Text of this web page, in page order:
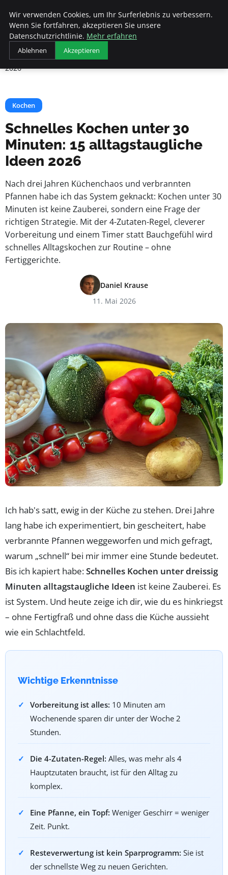
Beyond Surface
Startseite
Kochen
Schnelles Kochen unter 30 Minuten: 15 alltagstaugliche Ideen
2026
Kochen
Schnelles Kochen unter 30
Minuten: 15 alltagstaugliche
Ideen 2026
Nach drei Jahren Küchenchaos und verbrannten
Pfannen habe ich das System geknackt: Kochen unter 30
Minuten ist keine Zauberei, sondern eine Frage der
richtigen Strategie. Mit der 4-Zutaten-Regel, cleverer
Vorbereitung und einem Timer statt Bauchgefühl wird
schnelles Alltagskochen zur Routine – ohne
Fertiggerichte.
Daniel Krause
11. Mai 2026
Ich hab's satt, ewig in der Küche zu stehen. Drei Jahre
lang habe ich experimentiert, bin gescheitert, habe
verbrannte Pfannen weggeworfen und mich gefragt,
warum „schnell“ bei mir immer eine Stunde bedeutet.
Bis ich kapiert habe:Schnelles Kochen unter dreissig
Minuten alltagstaugliche Ideen ist keine Zauberei. Es
ist System. Und heute zeige ich dir, wie du es hinkriegst
– ohne Fertigfraß und ohne dass die Küche aussieht
wie ein Schlachtfeld.
Wichtige Erkenntnisse
Vorbereitung ist alles: 10 Minuten am
Wochenende sparen dir unter der Woche 2
Stunden.
Die 4-Zutaten-Regel: Alles, was mehr als 4
Hauptzutaten braucht, ist für den Alltag zu
komplex.
Eine Pfanne, ein Topf: Weniger Geschirr = weniger
Zeit. Punkt.
Resteverwertung ist kein Sparprogramm: Sie ist
der schnellste Weg zu neuen Gerichten.
Wir verwenden Cookies, um Ihr Surferlebnis zu verbessern.
Wenn Sie fortfahren, akzeptieren Sie unsere
Datenschutzrichtlinie. Mehr erfahren
Ablehnen Akzeptieren